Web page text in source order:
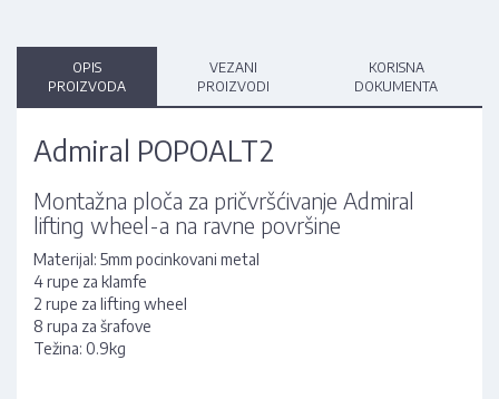
OPIS
PROIZVODA
VEZANI
PROIZVODI
KORISNA
DOKUMENTA
Admiral POPOALT2
Montažna ploča za pričvršćivanje Admiral
lifting wheel-a na ravne površine
Materijal: 5mm pocinkovani metal
4 rupe za klamfe
2 rupe za lifting wheel
8 rupa za šrafove
Težina: 0.9kg